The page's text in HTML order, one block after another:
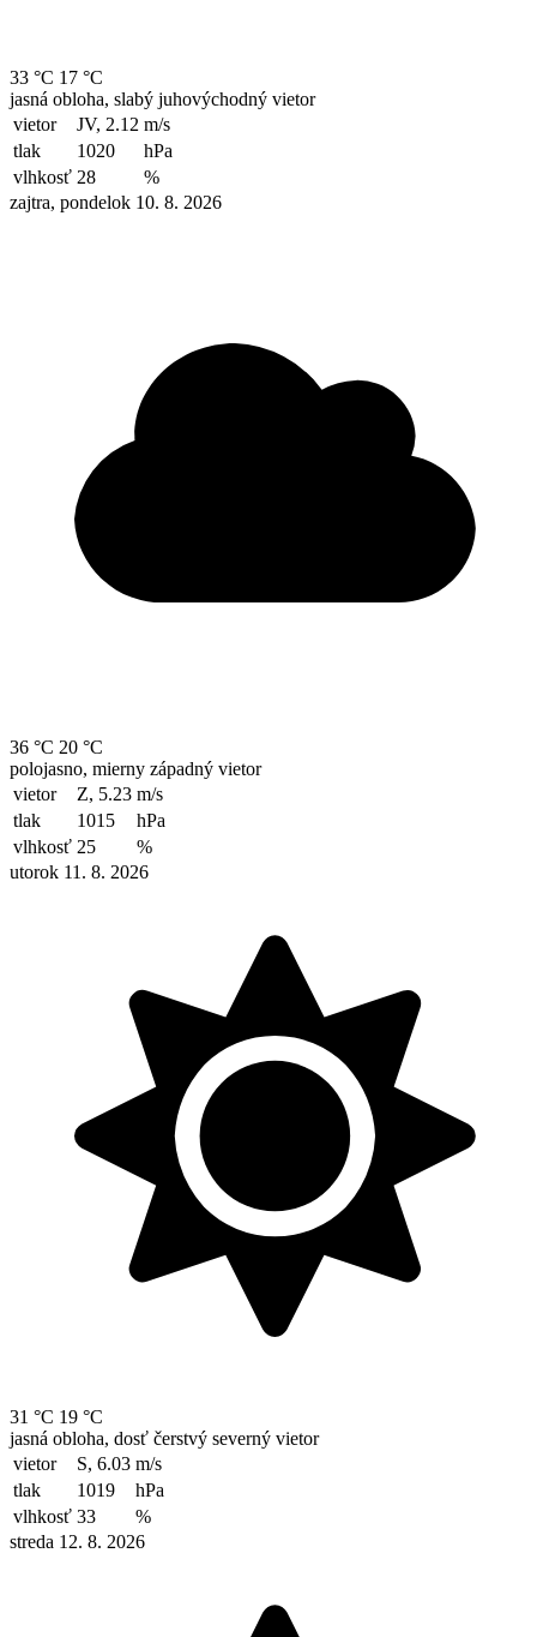
33 °C 17 °C
jasná obloha, slabý juhovýchodný vietor
vietor
JV, 2.12 m/s
tlak
1020
hPa
vlhkosť 28
%
zajtra, pondelok 10. 8. 2026
36 °C 20 °C
polojasno, mierny západný vietor
vietor
Z, 5.23 m/s
tlak
1015
hPa
vlhkosť 25
%
utorok 11. 8. 2026
31 °C 19 °C
jasná obloha, dosť čerstvý severný vietor
vietor
S, 6.03 m/s
tlak
1019
hPa
vlhkosť 33
%
streda 12. 8. 2026